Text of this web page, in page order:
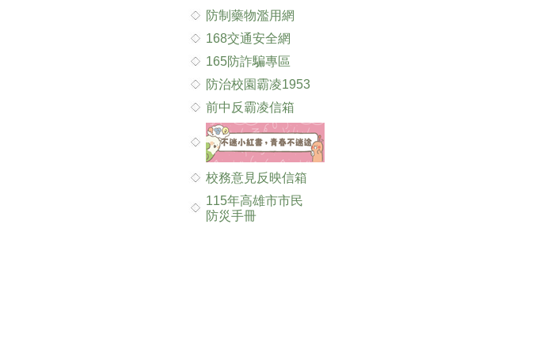
防制藥物濫用網
168交通安全網
165防詐騙專區
防治校園霸凌1953
前中反霸凌信箱
校務意見反映信箱
115年高雄市市民
防災手冊